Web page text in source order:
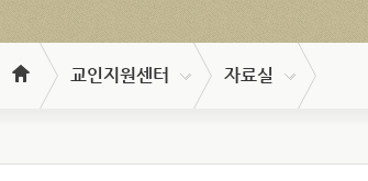
교인지원센터 자료실